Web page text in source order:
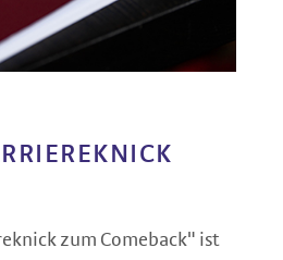
zum Comeback" ist